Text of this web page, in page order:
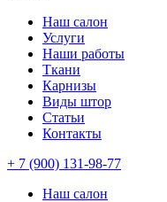
Наш салон
Услуги
Наши работы
Ткани
Карнизы
Виды штор
Статьи
Контакты
+ 7 (900) 131-98-77
Наш салон